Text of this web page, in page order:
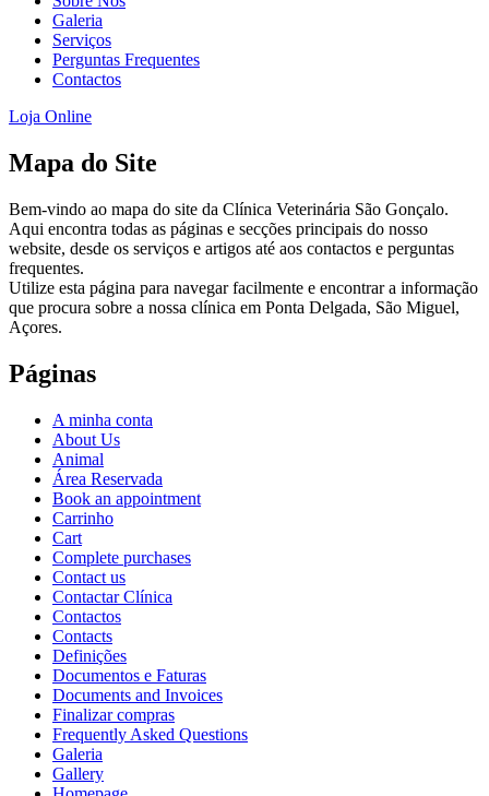
Galeria
Serviços
Perguntas Frequentes
Contactos
Loja Online
Mapa do Site
Bem-vindo ao mapa do site da Clínica Veterinária São Gonçalo.
Aqui encontra todas as páginas e secções principais do nosso
website, desde os serviços e artigos até aos contactos e perguntas
frequentes.
Utilize esta página para navegar facilmente e encontrar a informação
que procura sobre a nossa clínica em Ponta Delgada, São Miguel,
Açores.
Páginas
A minha conta
About Us
Animal
Área Reservada
Book an appointment
Carrinho
Cart
Complete purchases
Contact us
Contactar Clínica
Contactos
Contacts
Definições
Documentos e Faturas
Documents and Invoices
Finalizar compras
Frequently Asked Questions
Galeria
Gallery
aumenta a
probabilidade
de ver
conteúdo e
ofertas